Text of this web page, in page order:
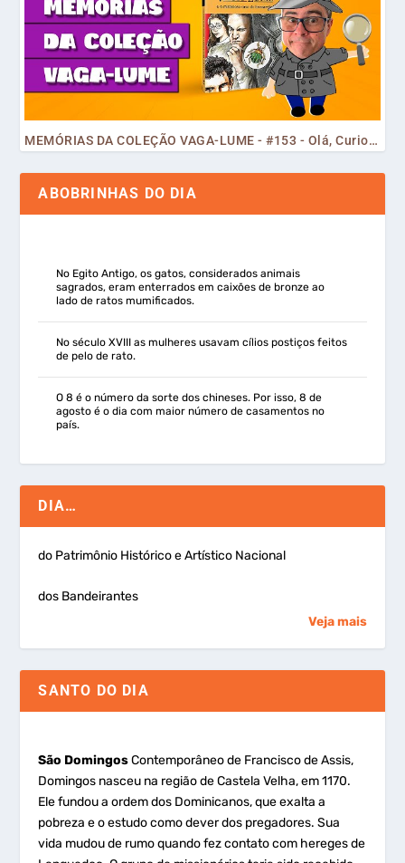
MEMÓRIAS DA COLEÇÃO VAGA-LUME - #153 - Olá, Curiosos! 2023
ABOBRINHAS DO DIA
No Egito Antigo, os gatos, considerados animais
sagrados, eram enterrados em caixões de bronze ao
lado de ratos mumificados.
No século XVIII as mulheres usavam cílios postiços feitos
de pelo de rato.
O 8 é o número da sorte dos chineses. Por isso, 8 de
agosto é o dia com maior número de casamentos no
país.
DIA…
do Patrimônio Histórico e Artístico Nacional
dos Bandeirantes
Veja mais
SANTO DO DIA
São DomingosContemporâneo de Francisco de Assis,
Domingos nasceu na região de Castela Velha, em 1170.
Ele fundou a ordem dos Dominicanos, que exalta a
pobreza e o estudo como dever dos pregadores. Sua
vida mudou de rumo quando fez contato com hereges de